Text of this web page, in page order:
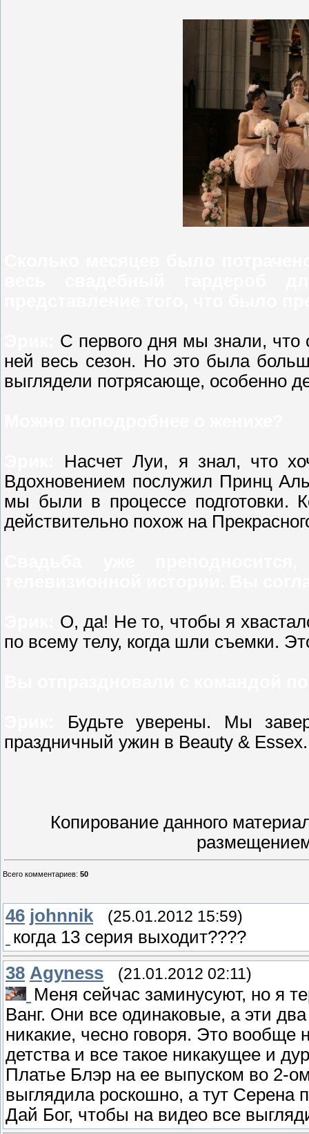
С первого дня мы знали, что
ней весь сезон. Но это была
выглядели потрясающе, особенно
Насчет Луи, я знал, что
Вдохновением послужил Принц
мы были в процессе подготовки.
действительно похож на
О, да! Не то, чтобы я
по всему телу, когда шли съемки.
Будьте уверены. Мы
праздничный ужин в Beauty & Essex.
Копирование данного
Всего комментариев: 50
46 johnnik (25.01.2012 15:59)
когда 13 серия выходит????
38 Agyness (21.01.2012 02:11)
Меня сейчас заминусуют, но я
Ванг. Они все одинаковые, а эти
никакие, чесно говоря. Это
детства и все такое никакущее и
Платье Блэр на ее выпуском во 2-
выглядила роскошно, а тут Серена
Дай Бог, чтобы на видео все